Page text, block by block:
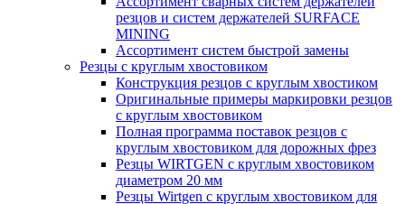
резцов и систем держателей SURFACE
MINING
Ассортимент систем быстрой замены
Резцы с круглым хвостовиком
Конструкция резцов с круглым хвостиком
Оригинальные примеры маркировки резцов
с круглым хвостовиком
Полная программа поставок резцов с
круглым хвостовиком для дорожных фрез
Резцы WIRTGEN с круглым хвостовиком
диаметром 20 мм
Резцы Wirtgen с круглым хвостовиком для